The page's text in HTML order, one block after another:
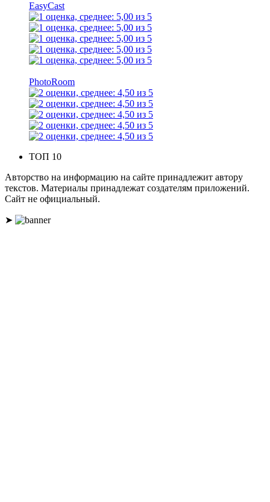
EasyCast
PhotoRoom
ТОП 10
Авторство на информацию на сайте принадлежит автору
текстов. Материалы принадлежат создателям приложений.
Сайт не официальный.
➤